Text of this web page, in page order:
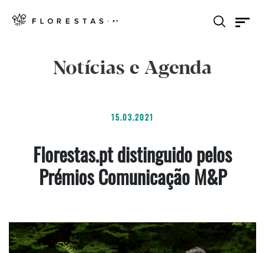
Notícias e Agenda
15.03.2021
Florestas.pt distinguido pelos
Prémios Comunicação M&P